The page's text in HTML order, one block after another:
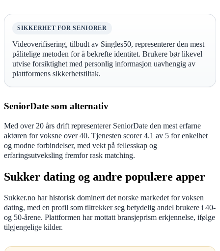
SIKKERHET FOR SENIORER
Videoverifisering, tilbudt av Singles50, representerer den mest
pålitelige metoden for å bekrefte identitet. Brukere bør likevel
utvise forsiktighet med personlig informasjon uavhengig av
plattformens sikkerhetstiltak.
SeniorDate som alternativ
Med over 20 års drift representerer SeniorDate den mest erfarne
aktøren for voksne over 40. Tjenesten scorer 4.1 av 5 for enkelhet
og modne forbindelser, med vekt på fellesskap og
erfaringsutveksling fremfor rask matching.
Sukker dating og andre populære apper
Sukker.no har historisk dominert det norske markedet for voksen
dating, med en profil som tiltrekker seg betydelig andel brukere i 40-
og 50-årene. Plattformen har mottatt bransjeprism erkjennelse, ifølge
tilgjengelige kilder.